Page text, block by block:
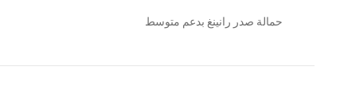
حمالة صدر رانينغ بدعم متوسط